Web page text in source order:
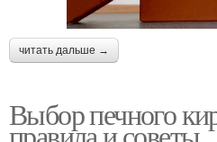
читать дальше →
Выбор печного